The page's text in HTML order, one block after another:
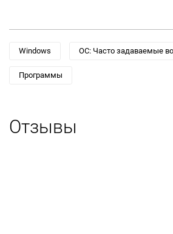
Windows ОС: Часто задаваемые
Программы
Отзывы